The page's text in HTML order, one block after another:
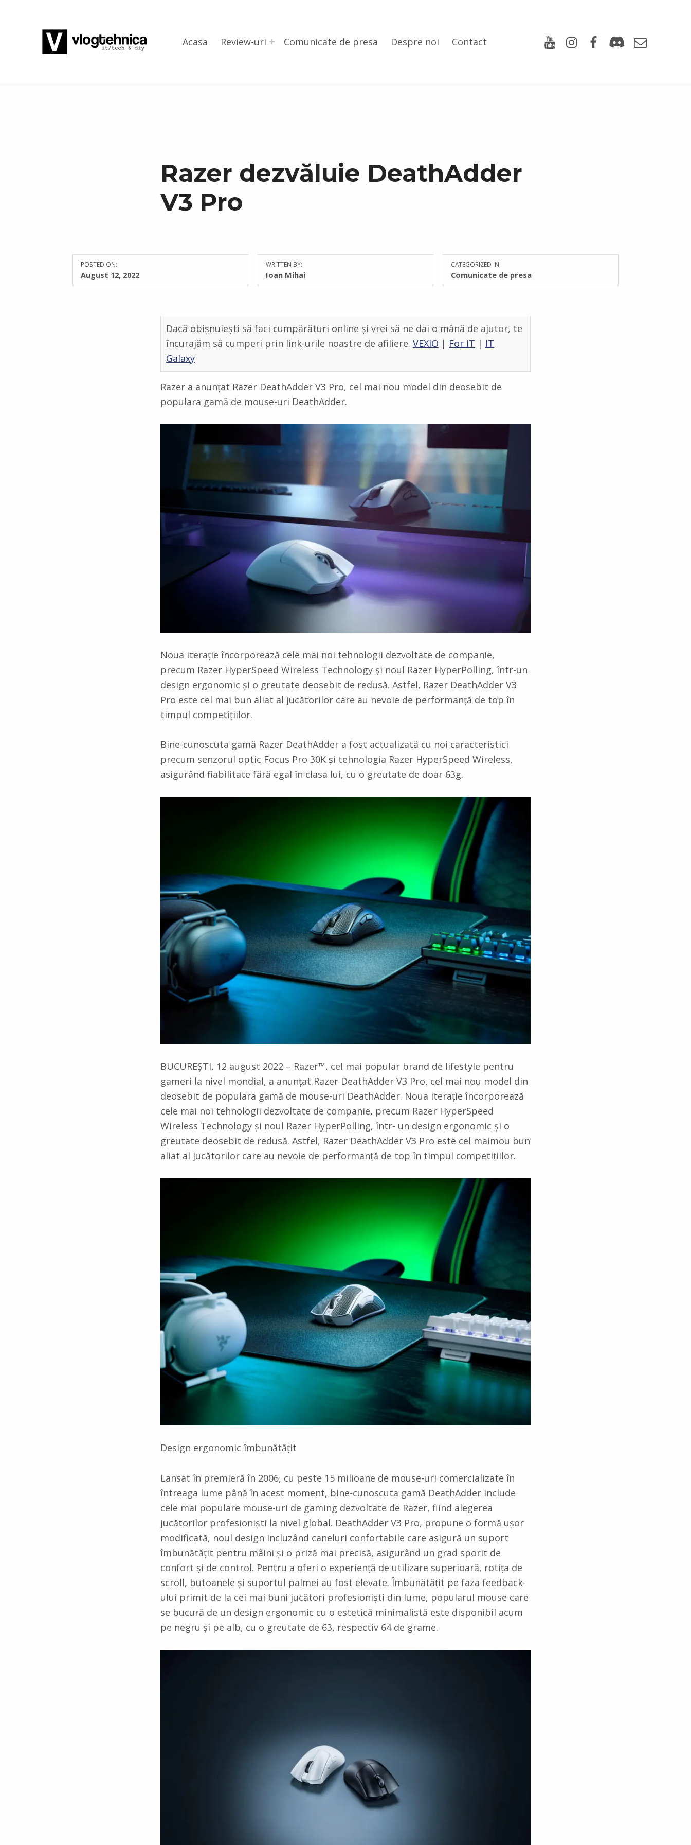
Acasa Review-uri Comunicate de presa Despre noi Contact
Razer dezvăluie DeathAdder
V3 Pro
POSTED ON:
August 12, 2022
WRITTEN BY:
Ioan Mihai
COMMENTS: CATEGORIZED IN:
Comunicate de presa
Dacă obișnuiești să faci cumpărături online și vrei să ne dai o mână de ajutor, te
încurajăm să cumperi prin link-urile noastre de afiliere. VEXIO | For IT | IT
Galaxy
Razer a anunțat Razer DeathAdder V3 Pro, cel mai nou model din deosebit de
populara gamă de mouse-uri DeathAdder.
Noua iterație încorporează cele mai noi tehnologii dezvoltate de companie,
precum Razer HyperSpeed Wireless Technology și noul Razer HyperPolling, într-un
design ergonomic și o greutate deosebit de redusă. Astfel, Razer DeathAdder V3
Pro este cel mai bun aliat al jucătorilor care au nevoie de performanță de top în
timpul competițiilor.
Bine-cunoscuta gamă Razer DeathAdder a fost actualizată cu noi caracteristici
precum senzorul optic Focus Pro 30K și tehnologia Razer HyperSpeed Wireless,
asigurând fiabilitate fără egal în clasa lui, cu o greutate de doar 63g.
BUCUREȘTI, 12 august 2022 – Razer™, cel mai popular brand de lifestyle pentru
gameri la nivel mondial, a anunțat Razer DeathAdder V3 Pro, cel mai nou model din
deosebit de populara gamă de mouse-uri DeathAdder. Noua iterație încorporează
cele mai noi tehnologii dezvoltate de companie, precum Razer HyperSpeed
Wireless Technology și noul Razer HyperPolling, într- un design ergonomic și o
greutate deosebit de redusă. Astfel, Razer DeathAdder V3 Pro este cel maimou bun
aliat al jucătorilor care au nevoie de performanță de top în timpul competițiilor.
Design ergonomic îmbunătățit
Lansat în premieră în 2006, cu peste 15 milioane de mouse-uri comercializate în
întreaga lume până în acest moment, bine-cunoscuta gamă DeathAdder include
cele mai populare mouse-uri de gaming dezvoltate de Razer, fiind alegerea
jucătorilor profesioniști la nivel global. DeathAdder V3 Pro, propune o formă ușor
modificată, noul design incluzând caneluri confortabile care asigură un suport
îmbunătățit pentru mâini și o priză mai precisă, asigurând un grad sporit de
confort și de control. Pentru a oferi o experiență de utilizare superioară, rotița de
scroll, butoanele și suportul palmei au fost elevate. Îmbunătățit pe faza feedback-
ului primit de la cei mai buni jucători profesioniști din lume, popularul mouse care
se bucură de un design ergonomic cu o estetică minimalistă este disponibil acum
pe negru și pe alb, cu o greutate de 63, respectiv 64 de grame.